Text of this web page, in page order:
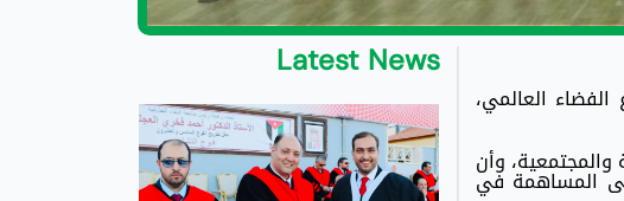
العالمي،
وأن
المساهمة في
Latest News